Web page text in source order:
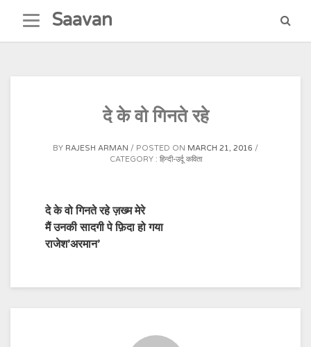
content
Saavan
दे के वो गिनते रहे
BY RAJESH ARMAN POSTED ON MARCH 21, 2016
CATEGORY : हिन्दी-उर्दू कविता
दे के वो गिनते रहे ज़ख्म मेरे
मैं उनकी सादगी पे फ़िदा हो गया
राजेश’अरमान’